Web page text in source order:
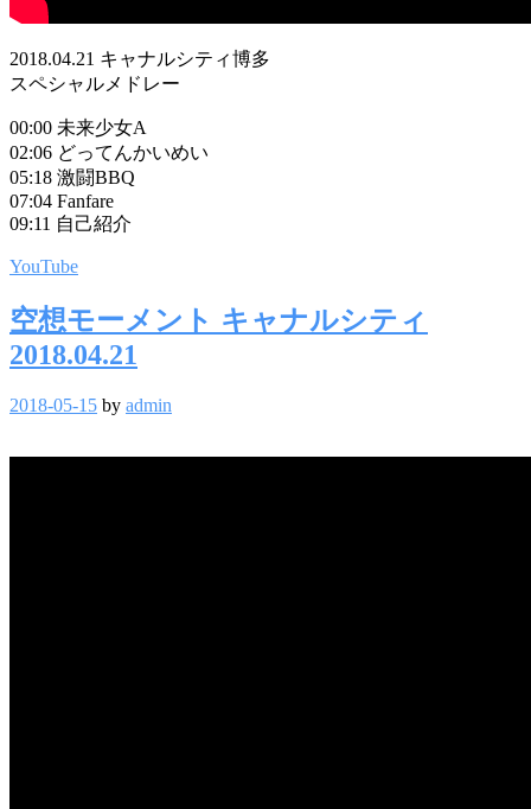
2018.04.21 キャナルシティ博多
スペシャルメドレー
00:00 未来少女A
02:06 どってんかいめい
05:18 激闘BBQ
07:04 Fanfare
09:11 自己紹介
YouTube
空想モーメント キャナルシティ
2018.04.21
2018-05-15 by admin